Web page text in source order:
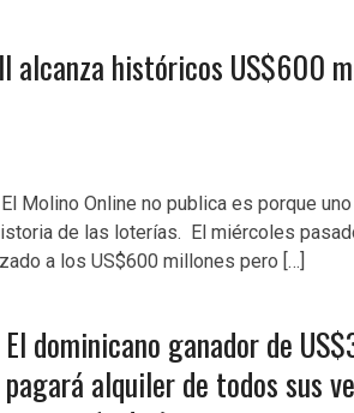
alcanza históricos US$600
Molino Online no publica es porque
de las loterías. El miércoles
a los US$600 millones pero […]
El dominicano ganador de
pagará alquiler de todos sus